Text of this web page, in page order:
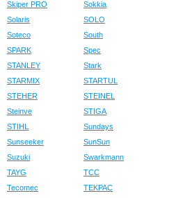
Skiper PRO
Sokkia
Solaris
SOLO
Soteco
South
SPARK
Spec
STANLEY
Stark
STARMIX
STARTUL
STEHER
STEINEL
Steinve
STIGA
STIHL
Sundays
Sunseeker
SunSun
Suzuki
Swarkmann
TAYG
TCC
Tecomec
TEKPAC